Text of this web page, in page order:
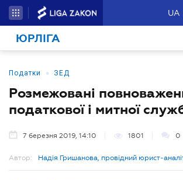
UA
ЮРЛІГА
Податки • ЗЕД
Розмежовані
податкової і митної
7 березня 2019, 14:10 1801 0
Автор: Надія Гришанова, провідний юрист-